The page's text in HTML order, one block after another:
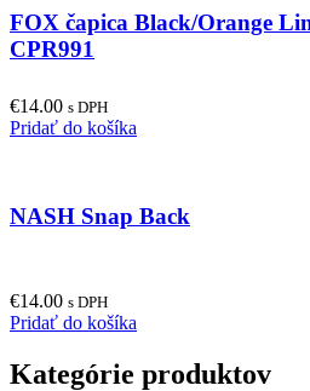
FOX čapica Black/Orange
CPR991
€14.00 s DPH
Pridať do košíka
NASH Snap Back
€14.00 s DPH
Pridať do košíka
Kategórie produktov